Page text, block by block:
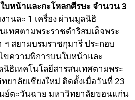
หน้าและกะโหลกศีรษะ จำนวน 3
านละ 1 เครื่อง ผ่านมูลนิธิ
เทศตามพระราชดำริสมเด็จพระ
ฯ สยามบรมราชกุมารี ประกอบ
ขความพิการบนใบหน้าและ
นิธิเทคโนโลยีสารสนเทศตามพระ
ยาลัยเชียงใหม่ ติดตั้งเมื่อวันที่ 23
ย์ตะวันฉาย มหาวิทยาลัยขอนแก่น